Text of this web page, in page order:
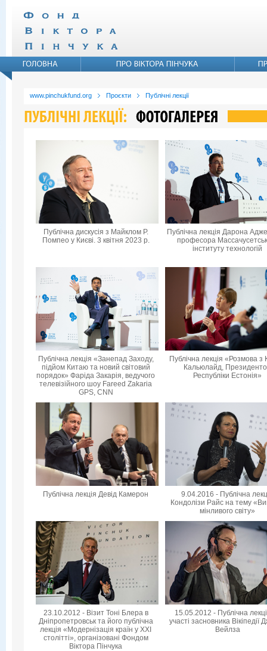
www.pinchukfund.org Проєкти Публічні лекції
Публічна дискусія з Майклом Р.
Помпео у Києві. 3 квітня 2023 р.
Публічна лекція Дарона
професора
інституту технологій
Публічна лекція «Занепад Заходу,
підйом Китаю та новий світовий
порядок» Фаріда Закарія, ведучого
телевізійного шоу Fareed Zakaria
GPS, CNN
Публічна лекція «Розмова з
Кальюлайд,
Республіки Естонія»
Публічна лекція Девід Камерон
9.04.2016 - Публічна
Кондолізи Райс на тему
мінливого світу»
23.10.2012 - Візит Тоні Блера в
Дніпропетровськ та його публічна
лекція «Модернізація країн у XXI
столітті», організовані Фондом
Віктора Пінчука
15.05.2012 - Публічна
участі засновника Вікіпедії
Вейлза